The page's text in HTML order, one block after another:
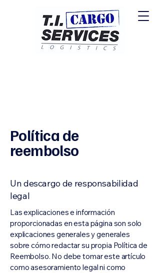
Política de
reembolso
Un descargo de responsabilidad
legal
Las explicaciones e información
proporcionadas en esta página son solo
explicaciones generales y generales
sobre cómo redactar su propia Política de
Reembolso. No debe tomar este artículo
como asesoramiento legal ni como